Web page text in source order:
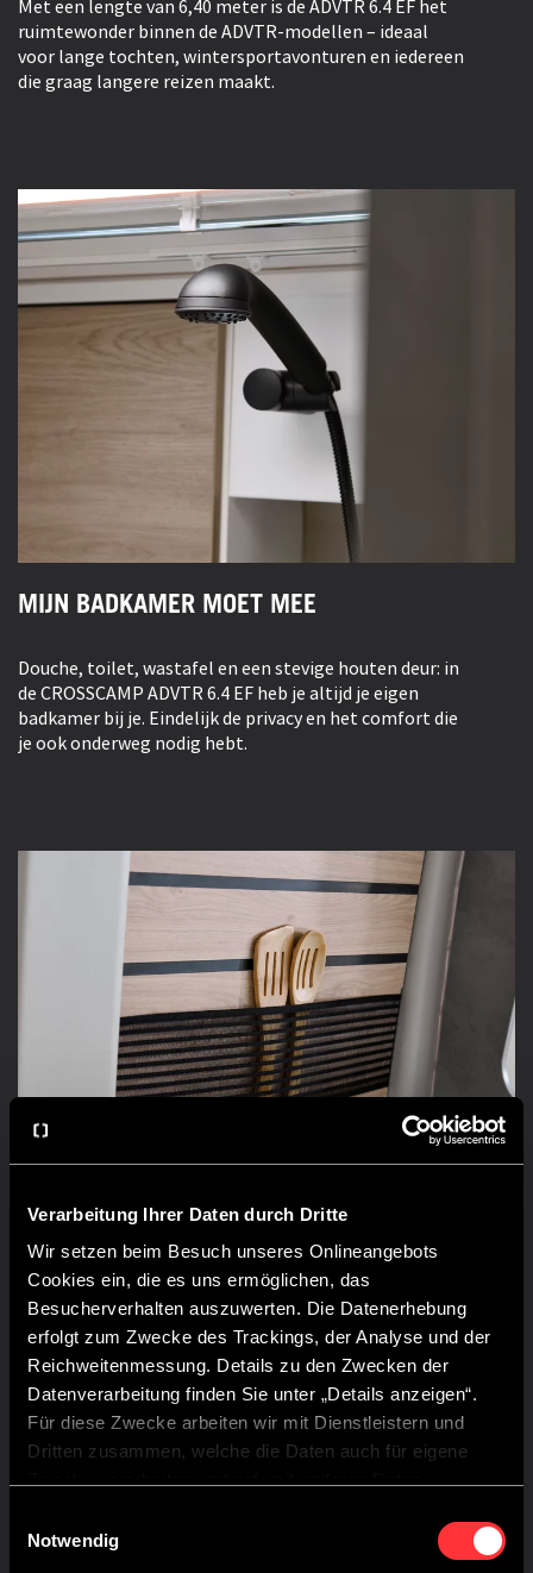
Verarbeitung Ihrer Daten durch Dritte
Wir setzen beim Besuch unseres Onlineangebots
Cookies ein, die es uns ermöglichen, das
Besucherverhalten auszuwerten. Die Datenerhebung
erfolgt zum Zwecke des Trackings, der Analyse und der
Reichweitenmessung. Details zu den Zwecken der
Datenverarbeitung finden Sie unter „Details anzeigen“.
Für diese Zwecke arbeiten wir mit Dienstleistern und
Dritten zusammen, welche die Daten auch für eigene
Durch Anklicken der Schaltfläche „Cookies zulassen“
Notwendig
Met een lengte van 6,40 meter is de ADVTR 6.4 EF het
ruimtewonder binnen de ADVTR-modellen – ideaal
voor lange tochten, wintersportavonturen en iedereen
die graag langere reizen maakt.
MIJN BADKAMER MOET MEE
Douche, toilet, wastafel en een stevige houten deur: in
de CROSSCAMP ADVTR 6.4 EF heb je altijd je eigen
badkamer bij je. Eindelijk de privacy en het comfort die
je ook onderweg nodig hebt.
KEUKEN VOOR GROOTSE PLANNEN
Het 2-pits kooktoestel, de grote koelkast van 84 liter
en het werkblad zijn klaar voor alles: van een snelle
kop koffie voor je gaat trailrunnen tot een uitgebreid
diner in de bergen.